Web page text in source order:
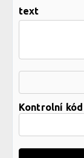
text
Kontrolní kód